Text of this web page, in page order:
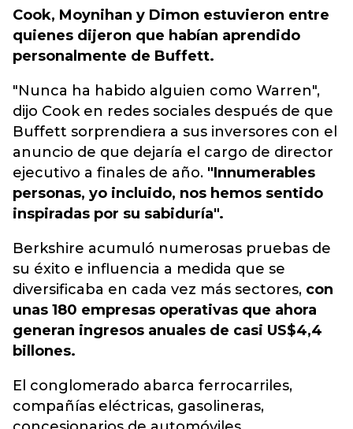
Cook, Moynihan y Dimon estuvieron entre
quienes dijeron que habían aprendido
personalmente de Buffett.
"Nunca ha habido alguien como Warren",
dijo Cook en redes sociales después de que
Buffett sorprendiera a sus inversores con el
anuncio de que dejaría el cargo de director
ejecutivo a finales de año. "Innumerables
personas, yo incluido, nos hemos sentido
inspiradas por su sabiduría".
Berkshire acumuló numerosas pruebas de
su éxito e influencia a medida que se
diversificaba en cada vez más sectores, con
unas 180 empresas operativas que ahora
generan ingresos anuales de casi US$4,4
billones.
El conglomerado abarca ferrocarriles,
compañías eléctricas, gasolineras,